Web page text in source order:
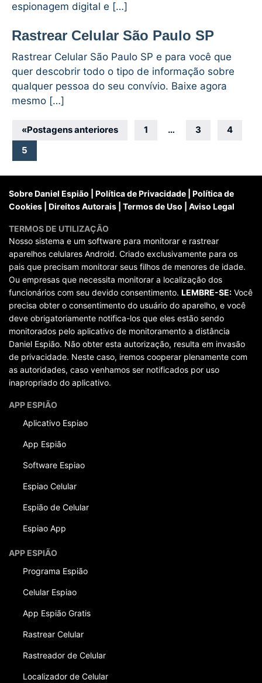
espionagem digital e […]
Rastrear Celular São Paulo SP
Rastrear Celular São Paulo SP e para você que
quer descobrir todo o tipo de informação sobre
qualquer pessoa do seu convívio. Baixe agora
mesmo […]
Navegação
por
posts
«Postagens anteriores 1 … 3
4
5
Sobre Daniel Espião Política de Privacidade
Política de
Cookies
Direitos Autorais Termos de Uso Aviso Legal
TERMOS DE UTILIZAÇÃO
Nosso sistema e um software para monitorar e rastrear
aparelhos celulares Android. Criado exclusivamente para os
pais que precisam monitorar seus filhos de menores de idade.
Ou empresas que necessita monitorar a localização dos
funcionários com seu devido consentimento. LEMBRE-SE: Você
precisa obter o consentimento do usuário do aparelho, e você
deve obrigatoriamente notifica-los que eles estão sendo
monitorados pelo aplicativo de monitoramento a distância
Daniel Espião. Não obter esta autorização, resulta em invasão
de privacidade. Neste caso, iremos cooperar plenamente com
as autoridades, caso venhamos ser notificados por uso
inapropriado do aplicativo.
APP ESPIÃO
Aplicativo Espiao
App Espião
Software Espiao
Espiao Celular
Espião de Celular
Espiao App
APP ESPIÃO
Programa Espião
Celular Espiao
App Espião Gratis
Rastrear Celular
Rastreador de Celular
Localizador de Celular